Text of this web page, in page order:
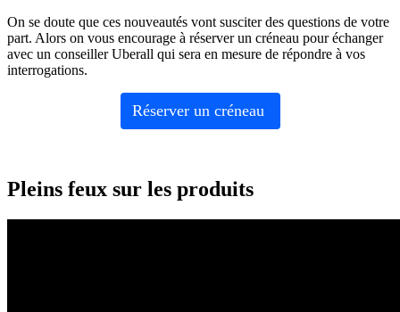
On se doute que ces nouveautés vont susciter des questions de votre
part. Alors on vous encourage à réserver un créneau pour échanger
avec un conseiller Uberall qui sera en mesure de répondre à vos
interrogations.
Réserver un créneau
Pleins feux sur les produits